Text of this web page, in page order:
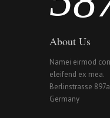
About Us
Namei eirmod
eleifend ex mea.
Berlinstrasse
Germany